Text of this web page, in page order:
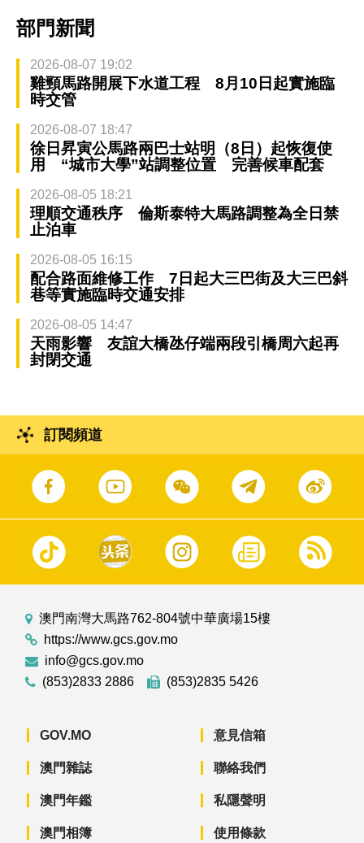
部門新聞
2026-08-07 19:02
雞頸馬路開展下水道工程 8月10日起實施臨
時交管
2026-08-07 18:47
徐日昇寅公馬路兩巴士站明（8日）起恢復使
用 “城市大學”站調整位置 完善候車配套
2026-08-05 18:21
理順交通秩序 倫斯泰特大馬路調整為全日禁
止泊車
2026-08-05 16:15
配合路面維修工作 7日起大三巴街及大三巴斜
巷等實施臨時交通安排
2026-08-05 14:47
天雨影響 友誼大橋氹仔端兩段引橋周六起再
封閉交通
訂閱頻道
澳門南灣大馬路762-804號中華廣場15樓
https://www.gcs.gov.mo
info@gcs.gov.mo
(853)2833 2886
(853)2835 5426
GOV.MO
澳門雜誌
澳門年鑑
澳門相簿
意見信箱
聯絡我們
私隱聲明
使用條款